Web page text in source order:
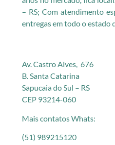
– RS; Com atendimento
entregas em todo o estado
Av. Castro Alves, 676
B. Santa Catarina
Sapucaia do Sul – RS
CEP 93214-060
Mais contatos Whats:
(51) 989215120